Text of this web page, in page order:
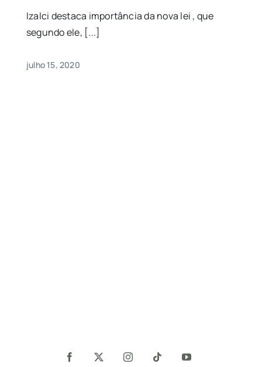
Izalci destaca importância da nova lei , que
segundo ele, [...]
julho 15, 2020